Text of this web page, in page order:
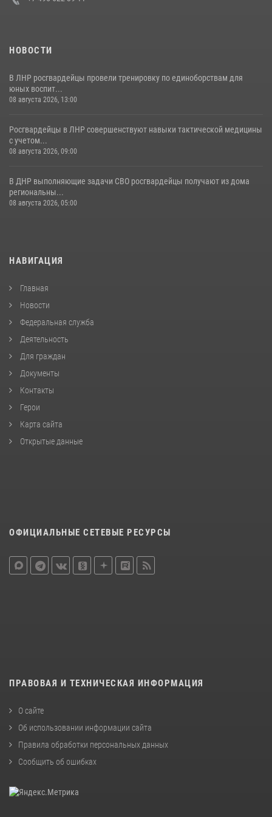
НОВОСТИ
В ЛНР росгвардейцы провели тренировку по единоборствам для
юных воспит...
08 августа 2026, 13:00
Росгвардейцы в ЛНР совершенствуют навыки тактической медицины
с учетом...
08 августа 2026, 09:00
В ДНР выполняющие задачи СВО росгвардейцы получают из дома
региональны...
08 августа 2026, 05:00
НАВИГАЦИЯ
Главная
Новости
Федеральная служба
Деятельность
Для граждан
Документы
Контакты
Герои
Карта сайта
Открытые данные
ОФИЦИАЛЬНЫЕ СЕТЕВЫЕ РЕСУРСЫ
ПРАВОВАЯ И ТЕХНИЧЕСКАЯ ИНФОРМАЦИЯ
О сайте
Об использовании информации сайта
Правила обработки персональных данных
Сообщить об ошибках